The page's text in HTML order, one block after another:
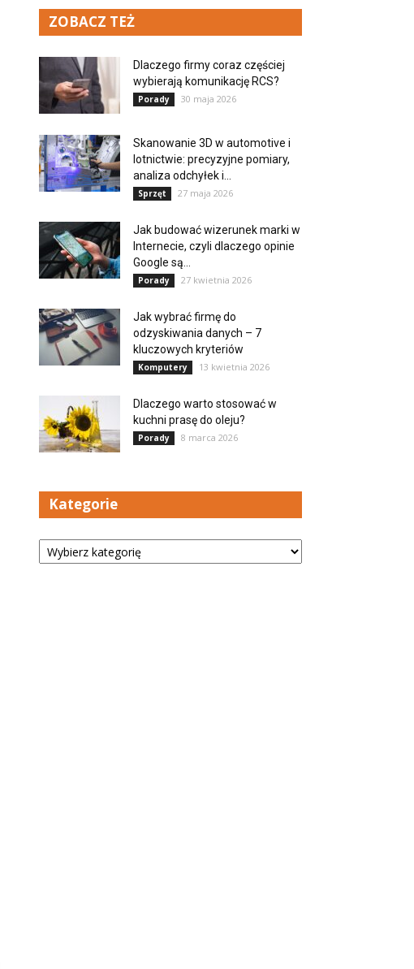
ZOBACZ TEŻ
Dlaczego firmy coraz częściej
wybierają komunikację RCS?
Porady 30 maja 2026
Skanowanie 3D w automotive i
lotnictwie: precyzyjne pomiary,
analiza odchyłek i...
Sprzęt 27 maja 2026
Jak budować wizerunek marki w
Internecie, czyli dlaczego opinie
Google są...
Porady 27 kwietnia 2026
Jak wybrać firmę do
odzyskiwania danych – 7
kluczowych kryteriów
Komputery 13 kwietnia 2026
Dlaczego warto stosować w
kuchni prasę do oleju?
Porady 8 marca 2026
Kategorie
Kategorie